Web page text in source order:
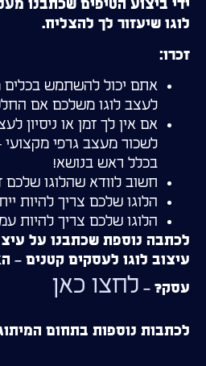
ידי ביצוע הטיפים שכתבנו
לוגו שיעזור לך להצליח.
זכרו:
אתם יכול להשתמש בכלים
לעצב לוגו משלכם אם
אם אין לך זמן או ניסיון
לשכור מעצב גרפי
בכלל ראש בנושא!
חשוב לוודא שהלוגו שלכם
הלוגו שלכם צריך להיות
הלוגו שלכם צריך להיות
לכתבה נוספת שכתבנו על
עיצוב לוגו לעסקים קטנים –
עסק? – לחצו כאן
לכתבות נוספות בתחום